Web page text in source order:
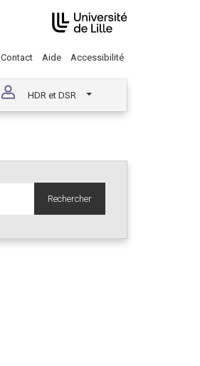
Contact Aide Accessibilité
HDR et DSR
Rechercher